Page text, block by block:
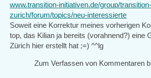
www.transition-initiativen.de/group/transition-
zurich/forum/topics/neu-interessierte
Soweit eine Korrektur meines vorherigen
top, das Kilian ja bereits (vorahnend?) eine
Zürich hier erstellt hat ;=) ^^lg
Zum Verfassen von Kommentaren